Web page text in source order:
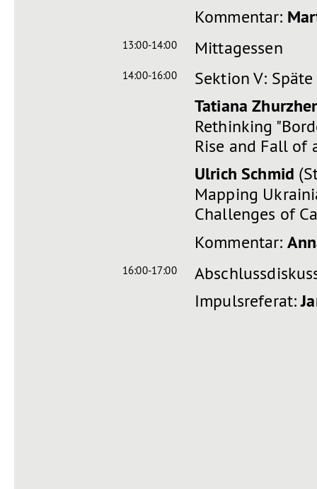
Kommentar:
13:00-14:00 Mittagessen
14:00-16:00 Sektion V:
Tatiana
Rethinking
Rise and Fall of
Ulrich Schmid
Mapping
Challenges of
Kommentar:
16:00-17:00
Impulsreferat: